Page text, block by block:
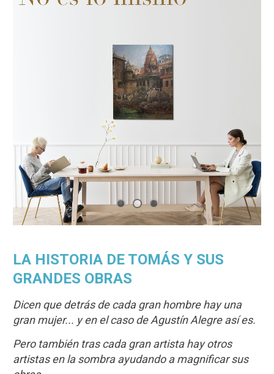
LA HISTORIA DE TOMÁS Y SUS
GRANDES OBRAS
Dicen que detrás de cada gran hombre hay una
gran mujer... y en el caso de Agustín Alegre así es.
Pero también tras cada gran artista hay otros
artistas en la sombra ayudando a magnificar sus